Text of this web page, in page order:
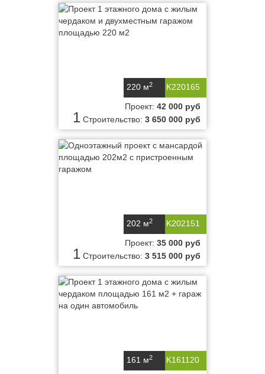
K220165
220 м2
1
Проект: 42 000 руб
Строительство: 3 650 000 руб
K202151
202 м2
1
Проект: 35 000 руб
Строительство: 3 515 000 руб
K161120
161 м2